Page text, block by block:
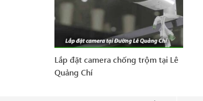
Lắp đặt camera chống trộm tại Lê
Quảng Chí